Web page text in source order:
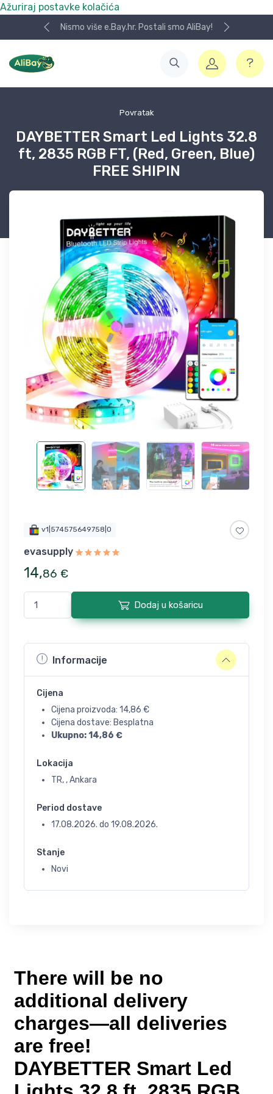
Ažuriraj postavke kolačića
Nismo više e.Bay.hr. Postali smo AliBay!
Povratak
DAYBETTER Smart Led Lights 32.8
ft, 2835 RGB FT, (Red, Green, Blue)
FREE SHIPIN
v1|574575649758|0
evasupply
14,86 €
Dodaj u košaricu
Informacije
Cijena
Cijena proizvoda: 14,86 €
Cijena dostave: Besplatna
Ukupno:14,86 €
Lokacija
TR, , Ankara
Period dostave
17.08.2026. do 19.08.2026.
Stanje
Novi